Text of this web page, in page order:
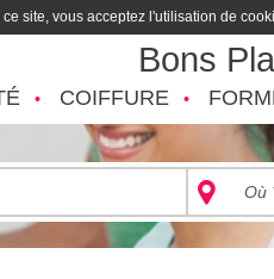
ce site, vous acceptez l'utilisation de
Bons
COIFFURE